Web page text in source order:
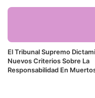
El Tribunal Supremo
Nuevos Criterios Sobre La
Responsabilidad En